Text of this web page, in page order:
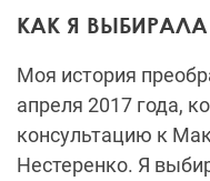
КАК Я ВЫБИРАЛА
Моя история
апреля 2017 года,
консультацию к
Нестеренко. Я